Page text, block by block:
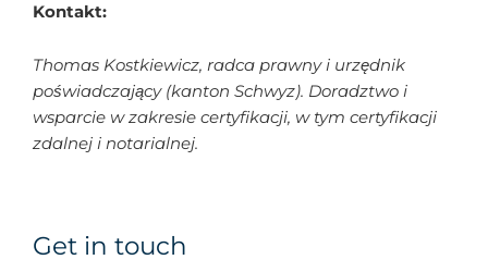
Kontakt:
Thomas Kostkiewicz, radca prawny i urzędnik
poświadczający (kanton Schwyz). Doradztwo i
wsparcie w zakresie certyfikacji, w tym certyfikacji
zdalnej i notarialnej.
Get in touch